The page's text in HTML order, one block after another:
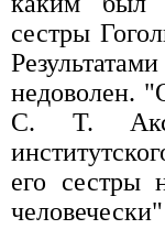
сестры
недоволен.
С. Т.
его сестры